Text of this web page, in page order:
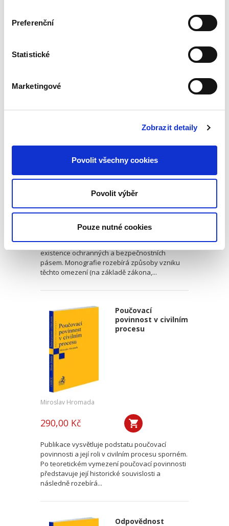
Preferenční
Statistické
Marketingové
Zobrazit detaily
Povolit všechny cookies
Povolit výběr
Pouze nutné cookies
Kniha podrobně rozebírá otázku přípustnosti
a také podle předchozích právních úprav, které
bezpečnostní
490,00 Kč
práva k nemovitým věcem plynoucím z
existence ochranných a bezpečnostních
pásem. Monografie rozebírá způsoby vzniku
těchto omezení (na základě zákona,...
Poučovací
povinnost v civilním
procesu
Miroslav Hromada
290,00 Kč
Publikace vysvětluje podstatu poučovací
povinnosti a její roli v civilním procesu sporném.
Po teoretickém vymezení poučovací povinnosti
představuje její historické souvislosti a
následně rozebírá...
Odpovědnost